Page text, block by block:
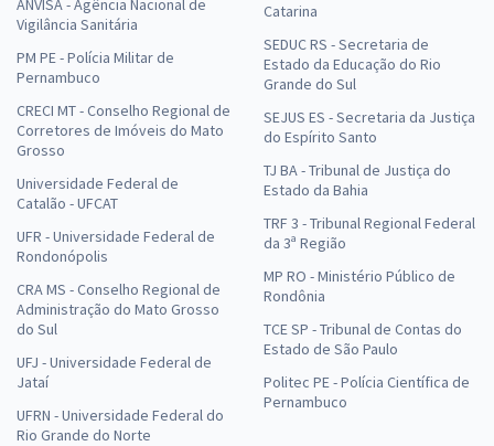
ANVISA - Agência Nacional de
Vigilância Sanitária
PM PE - Polícia Militar de
Pernambuco
CRECI MT - Conselho Regional de
Corretores de Imóveis do Mato
Grosso
Universidade Federal de
Catalão - UFCAT
UFR - Universidade Federal de
Rondonópolis
CRA MS - Conselho Regional de
Administração do Mato Grosso
do Sul
UFJ - Universidade Federal de
Jataí
UFRN - Universidade Federal do
Rio Grande do Norte
Catarina
SEDUC RS - Secretaria de
Estado da Educação do Rio
Grande do Sul
SEJUS ES - Secretaria da Justiça
do Espírito Santo
TJ BA - Tribunal de Justiça do
Estado da Bahia
TRF 3 - Tribunal Regional Federal
da 3ª Região
MP RO - Ministério Público de
Rondônia
TCE SP - Tribunal de Contas do
Estado de São Paulo
Politec PE - Polícia Científica de
Pernambuco